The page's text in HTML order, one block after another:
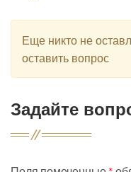
Еще никто не
оставить вопрос
Задайте